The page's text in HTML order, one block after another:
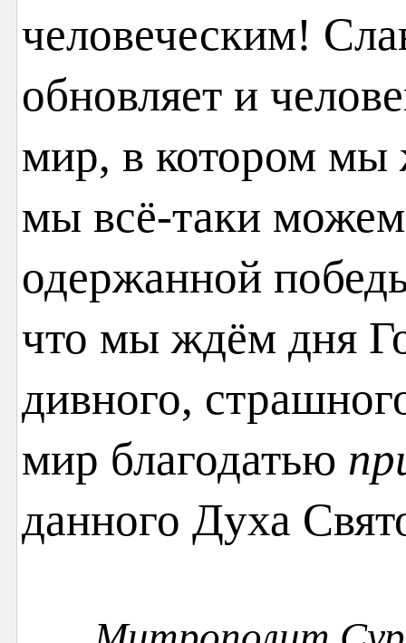
человеческим!
обновляет и
мир, в котором мы
мы всё-таки
одержанной
что мы ждём дня
дивного,
мир благодатью
данного Духа